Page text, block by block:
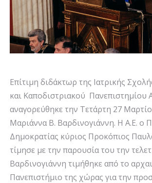
Επίτιμη διδάκτωρ της Ιατρικής
και Καποδιστριακού Πανεπιστημίου
αναγορεύθηκε την Τετάρτη 27
Μαριάννα Β. Βαρδινογιάννη. Η Α.Ε. ο
Δημοκρατίας κύριος Προκόπιος
τίμησε με την παρουσία του την
Βαρδινογιάννη τιμήθηκε από το
Πανεπιστήμιο της χώρας για την